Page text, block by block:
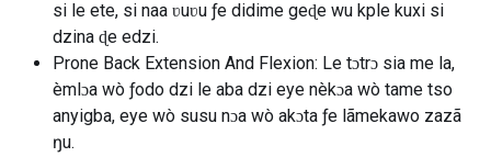
si le ete, si naa ʋuʋu ƒe didime geɖe wu kple kuxi si
dzina ɖe edzi.
Prone Back Extension And Flexion: Le tɔtrɔ sia me la,
èmlɔa wò ƒodo dzi le aba dzi eye nèkɔa wò tame tso
anyigba, eye wò susu nɔa wò akɔta ƒe lãmekawo zazã
ŋu.